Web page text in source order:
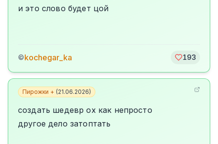
и это слово будет цой
©kochegar_ka 193
Пирожки + (21.06.2026)
создать шедевр ох как непросто
другое дело затоптать